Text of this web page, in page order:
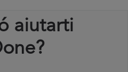
aiutarti